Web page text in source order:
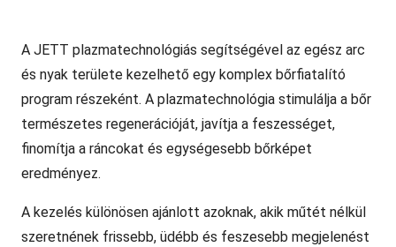
A JETT plazmatechnológiás segítségével az egész arc
és nyak területe kezelhető egy komplex bőrfiatalító
program részeként. A plazmatechnológia stimulálja a bőr
természetes regenerációját, javítja a feszességet,
finomítja a ráncokat és egységesebb bőrképet
eredményez.
A kezelés különösen ajánlott azoknak, akik műtét nélkül
szeretnének frissebb, üdébb és feszesebb megjelenést